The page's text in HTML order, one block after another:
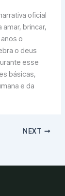
oficial
brincar,
o
o deus
esse
básicas,
e da
NEXT